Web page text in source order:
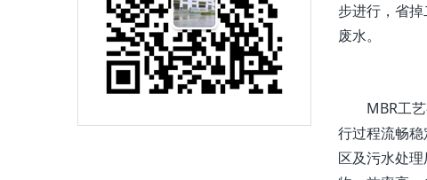
步进行，省
废水。
MBR工艺
行过程流畅
区及污水处